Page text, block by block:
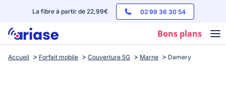
La fibre à partir de 22,99€ 02 99 36 30 54
Bons plans
Box internet
Accueil Forfait mobile Couverture 5G Marne Damery